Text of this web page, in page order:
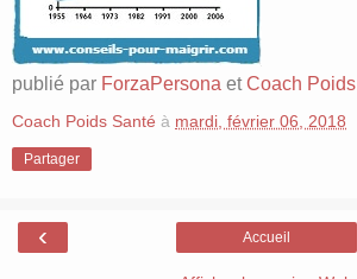
publié par ForzaPersona etCoach Poids
Coach Poids Santé à mardi, février 06, 2018
Partager
‹ Accueil